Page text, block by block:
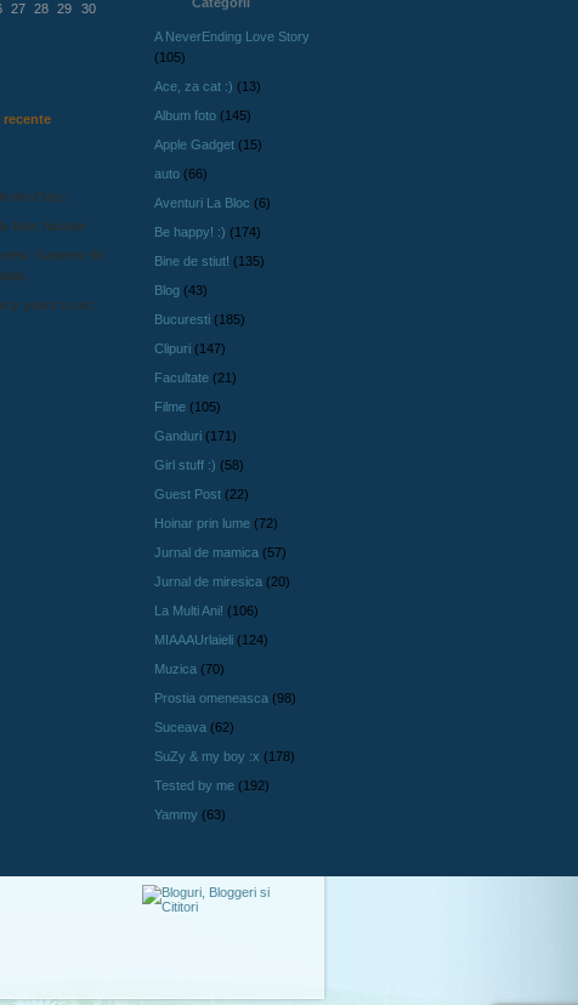
27 28 29
30
recente
Anul Nou
Mos Nicolae
Summer Kit
years to us!
A NeverEnding Love Story
(105)
Ace, za cat :) (13)
Album foto (145)
Apple Gadget (15)
auto (66)
Aventuri La Bloc (6)
Be happy! :) (174)
Bine de stiut! (135)
Blog (43)
Bucuresti (185)
Clipuri (147)
Facultate (21)
Filme (105)
Ganduri (171)
Girl stuff :) (58)
Guest Post (22)
Hoinar prin lume (72)
Jurnal de mamica (57)
Jurnal de miresica (20)
La Multi Ani! (106)
MIAAAUrlaieli (124)
Muzica (70)
Prostia omeneasca (98)
Suceava (62)
SuZy & my boy :x (178)
Tested by me (192)
Yammy (63)